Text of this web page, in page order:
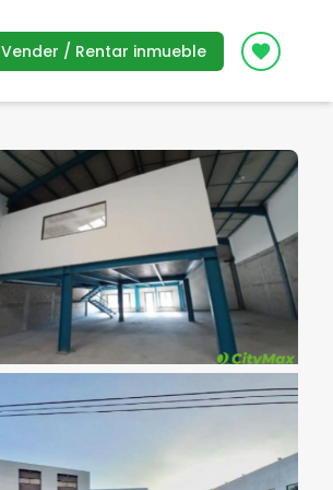
Vender / Rentar inmueble Icon